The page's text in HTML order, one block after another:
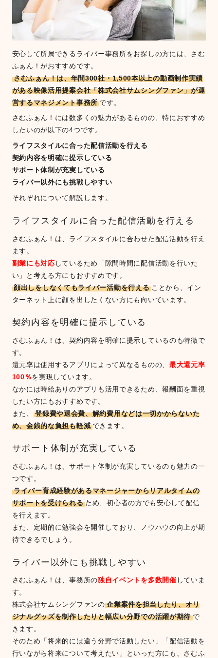
安心して所属できるライバー事務所をお探しの方には、さむ
ふぁん！がおすすめです。
さむふぁん！は、年間300社・1,500本以上の動画制作実績
がある映像活用提案会社「株式会社サムシングファン」が運
営するマネジメント事務所 です。
さむふぁん！には数多くの魅力があるものの、特におすすめ
したいのが以下の4つです。
ライフスタイルに合った配信活動を行える
契約内容を明確に提示している
サポート体制が充実している
ライバー以外にも挑戦しやすい
それぞれについて解説します。
ライフスタイルに合った配信活動を行える
さむふぁん！は、ライフスタイルに合わせた配信活動を行え
ます。
副業にも対応 しているため「隙間時間に配信活動を行いた
い」と考える方にもおすすめです。
顔出しをしなくてもライバー活動を行える ことから、イン
ターネット上に顔を出したくない方にも向いています。
契約内容を明確に提示している
さむふぁん！は、契約内容を明確に提示しているのも特徴で
す。
還元率は使用するアプリによって異なるものの、 最大還元率
100％を実現しています。
なかには時給ありのアプリも活用できるため、報酬面を重視
したい方にもおすすめです。
また、
登録費や退会費、解約費用などは一切かからないた
め、金銭的な負担も軽減 できます。
サポート体制が充実している
さむふぁん！は、サポート体制が充実しているのも魅力の一
つです。
ライバー育成経験があるマネージャーからリアルタイムの
サポートを受けられる ため、初心者の方でも安心して配信
を行えます。
また、定期的に勉強会を開催しており、ノウハウの向上が期
待できるでしょう。
ライバー以外にも挑戦しやすい
さむふぁん！は、事務所の独自イベントを多数開催 していま
す。
株式会社サムシングファンの 企業案件を担当したり、オリ
ジナルグッズを制作したりと幅広い分野での活躍が期待 で
きます。
そのため「将来的には違う分野で活動したい」「配信活動を
行いながら将来について考えたい」といった方にも、さむふ